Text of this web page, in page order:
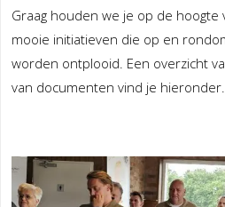
Graag houden we je op de hoogte
mooie initiatieven die op en
worden ontplooid. Een overzicht
van documenten vind je hieronder.